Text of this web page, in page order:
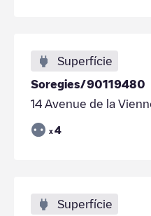
Superfície
Soregies/90119480
14 Avenue de la
x 4
Superfície